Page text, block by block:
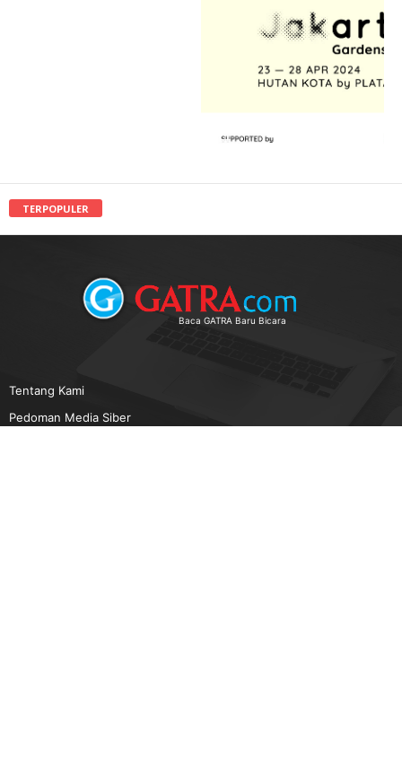
TERPOPULER
Baca GATRA Baru Bicara
Tentang Kami
Pedoman Media Siber